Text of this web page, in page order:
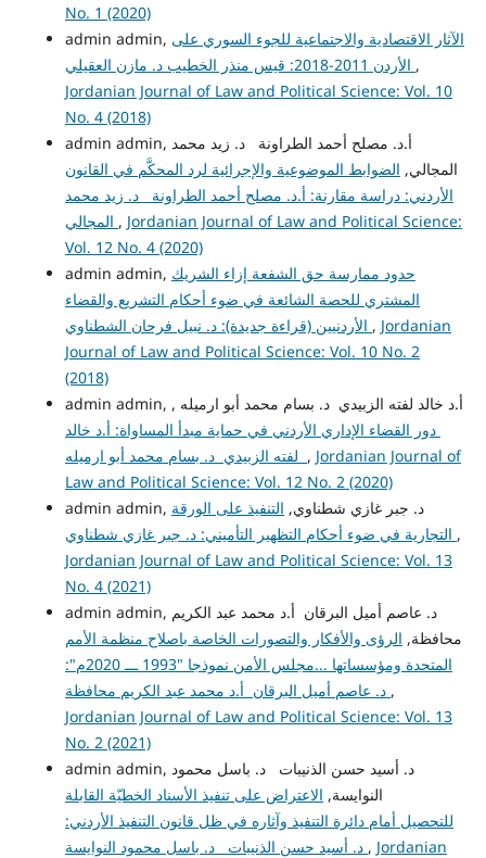
No. 1 (2020)
admin admin, الآثار الاقتصادية والاجتماعية للجوء السوري على
,
Jordanian Journal of Law and Political Science: Vol. 10
No. 4 (2018)
admin admin, أ.د. مصلح أحمد الطراونة د. زيد محمد
المجالي, الضوابط الموضوعية والإجرائية لرد المحكَّم في القانون
الأردني: دراسة مقارنة: أ.د. مصلح أحمد الطراونة د. زيد محمد
, Jordanian Journal of Law and Political Science:
Vol. 12 No. 4 (2020)
admin admin, حدود ممارسة حق الشفعة إزاء الشريك
المشتري للحصة الشائعة في ضوء أحكام التشريع والقضاء
, Jordanian
Journal of Law and Political Science: Vol. 10 No. 2
(2018)
admin admin, أ.د خالد لفته الزبيدي د. بسام محمد أبو ارميله ,
دور القضاء الإداري الأردني في حماية مبدأ المساواة: أ.د خالد
, Jordanian Journal of
Law and Political Science: Vol. 12 No. 2 (2020)
admin admin, د. جبر غازي شطناوي, التنفيذ على الورقة
,
Jordanian Journal of Law and Political Science: Vol. 13
No. 4 (2021)
admin admin, د. عاصم أميل البرقان أ.د محمد عبد الكريم
محافظة, الرؤى والأفكار والتصورات الخاصة باصلاح منظمة الأمم
المتحدة ومؤسساتها ...مجلس الأمن نموذجا "1993 ـــ 2020م":
د. عاصم أميل البرقان أ.د محمد عبد الكريم محافظة ,
Jordanian Journal of Law and Political Science: Vol. 13
No. 2 (2021)
admin admin, د. أسيد حسن الذنيبات د. باسل محمود
النوايسة, الاعتراض على تنفيذ الأسناد الخطيّة القابلة
للتحصيل أمام دائرة التنفيذ وآثاره في ظل قانون التنفيذ الأردني:
د. أسيد حسن الذنيبات د. باسل محمود النوايسة , Jordanian